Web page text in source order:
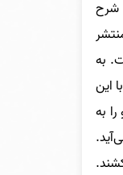
شرح
به
این
به